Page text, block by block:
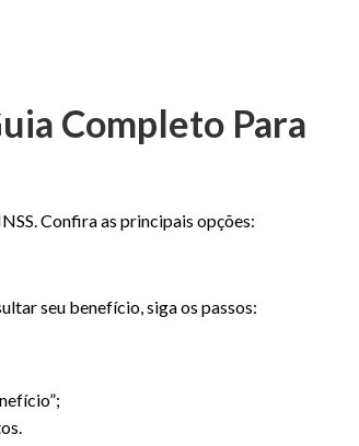
Completo Para
Confira as principais opções:
seu benefício, siga os passos: